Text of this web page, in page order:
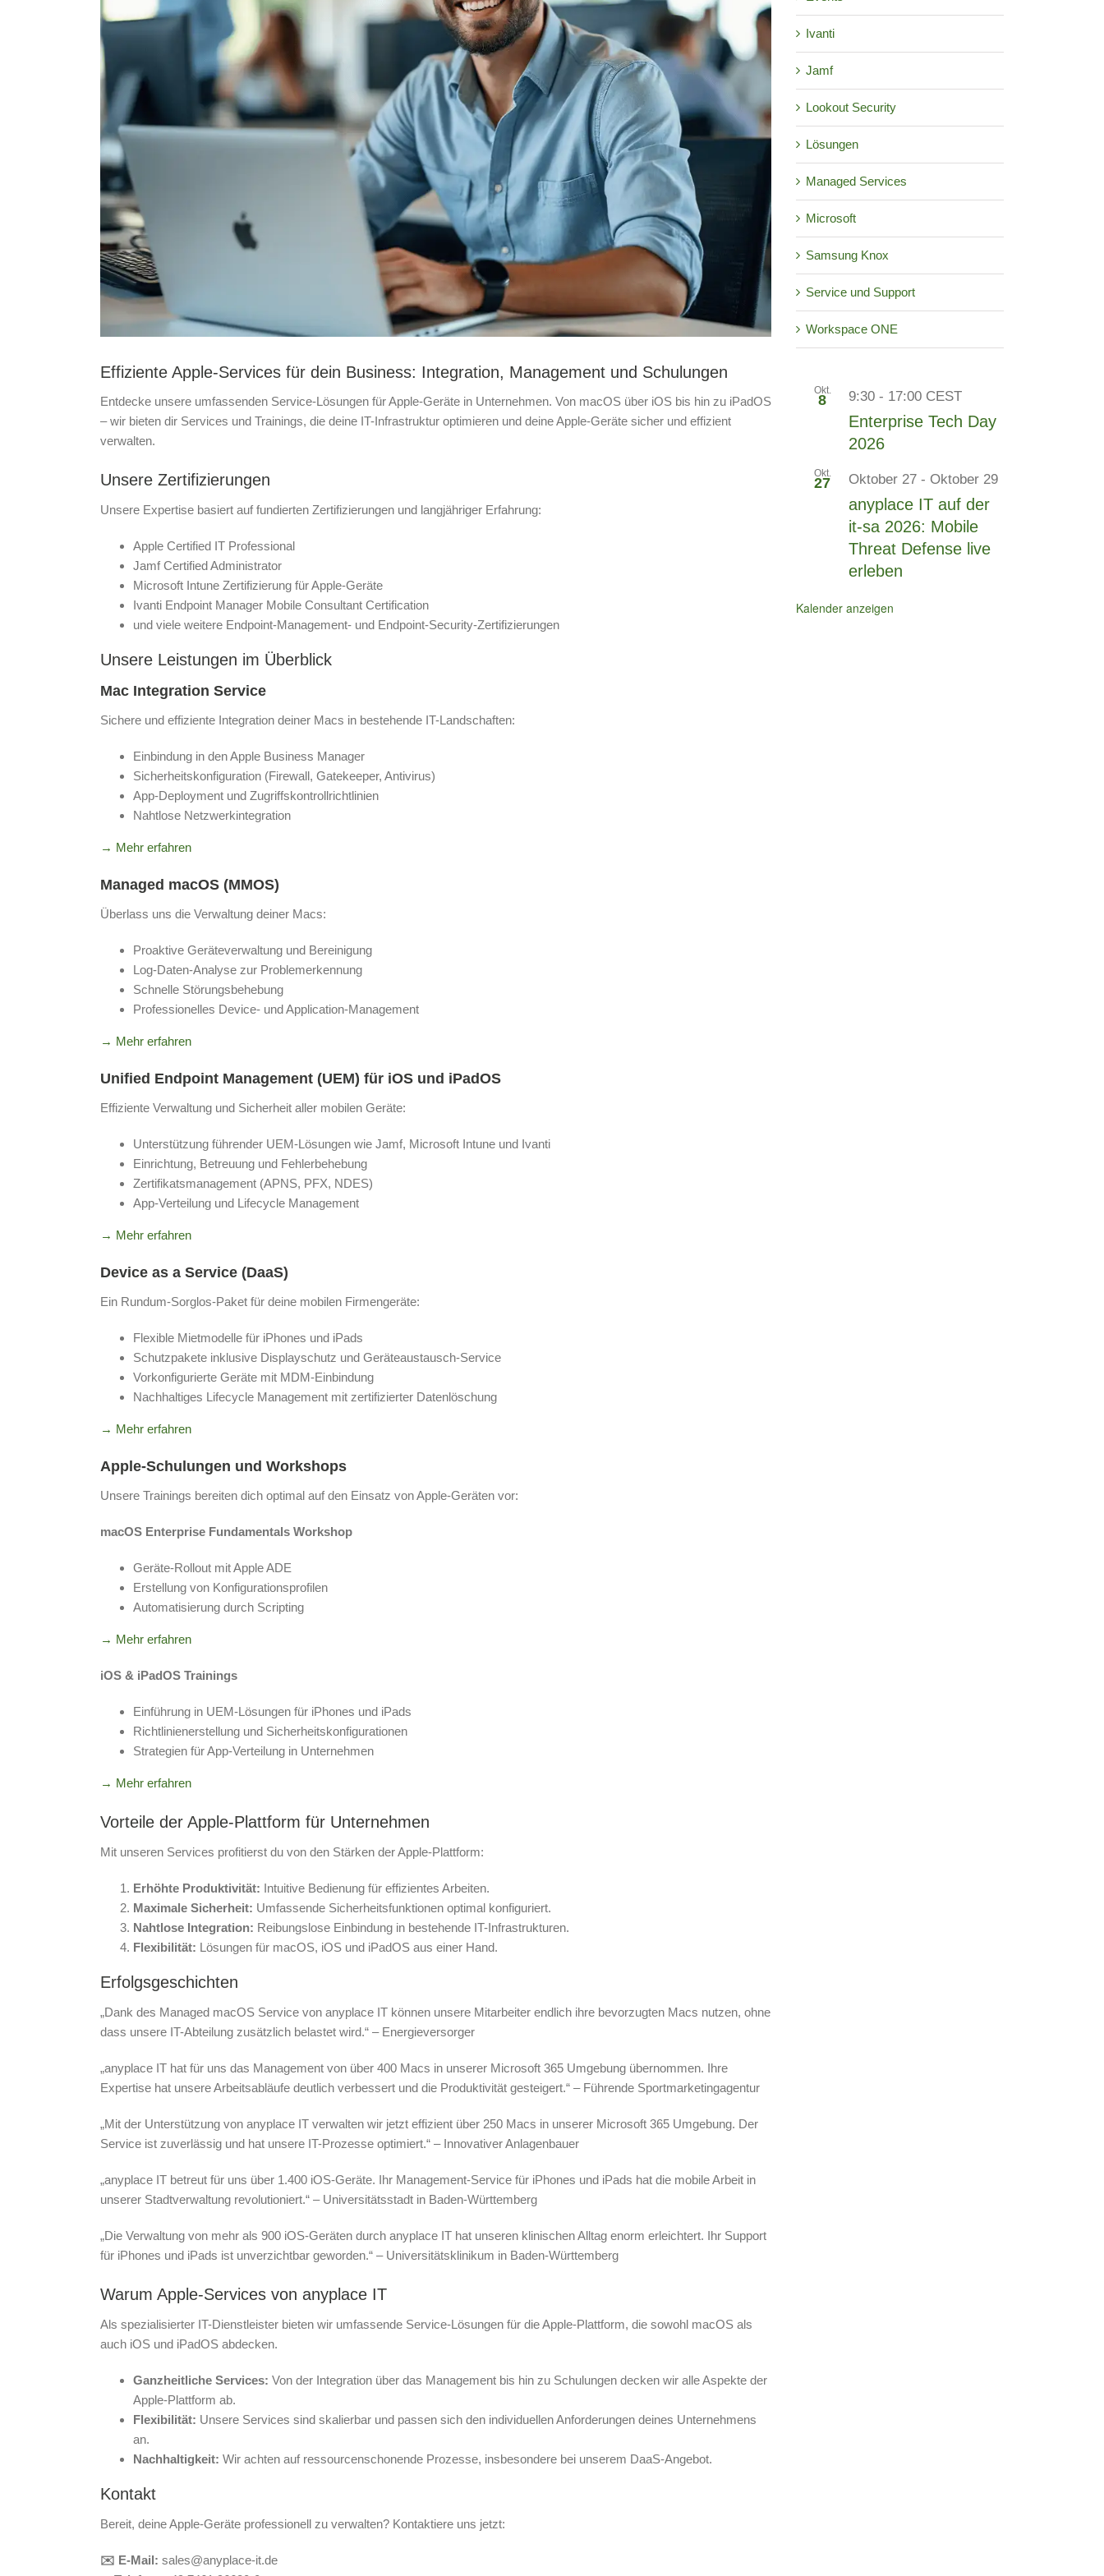
Effiziente Apple-Services für dein Business: Integration, Management und Schulungen
Entdecke unsere umfassenden Service-Lösungen für Apple-Geräte in Unternehmen. Von macOS über iOS bis hin zu iPadOS
– wir bieten dir Services und Trainings, die deine IT-Infrastruktur optimieren und deine Apple-Geräte sicher und effizient
verwalten.
Unsere Zertifizierungen
Unsere Expertise basiert auf fundierten Zertifizierungen und langjähriger Erfahrung:
Apple Certified IT Professional
Jamf Certified Administrator
Microsoft Intune Zertifizierung für Apple-Geräte
Ivanti Endpoint Manager Mobile Consultant Certification
und viele weitere Endpoint-Management- und Endpoint-Security-Zertifizierungen
Unsere Leistungen im Überblick
Mac Integration Service
Sichere und effiziente Integration deiner Macs in bestehende IT-Landschaften:
Einbindung in den Apple Business Manager
Sicherheitskonfiguration (Firewall, Gatekeeper, Antivirus)
App-Deployment und Zugriffskontrollrichtlinien
Nahtlose Netzwerkintegration
→ Mehr erfahren
Managed macOS (MMOS)
Überlass uns die Verwaltung deiner Macs:
Proaktive Geräteverwaltung und Bereinigung
Log-Daten-Analyse zur Problemerkennung
Schnelle Störungsbehebung
Professionelles Device- und Application-Management
→ Mehr erfahren
Unified Endpoint Management (UEM) für iOS und iPadOS
Effiziente Verwaltung und Sicherheit aller mobilen Geräte:
Unterstützung führender UEM-Lösungen wie Jamf, Microsoft Intune und Ivanti
Einrichtung, Betreuung und Fehlerbehebung
Zertifikatsmanagement (APNS, PFX, NDES)
App-Verteilung und Lifecycle Management
→ Mehr erfahren
Device as a Service (DaaS)
Ein Rundum-Sorglos-Paket für deine mobilen Firmengeräte:
Flexible Mietmodelle für iPhones und iPads
Schutzpakete inklusive Displayschutz und Geräteaustausch-Service
Vorkonfigurierte Geräte mit MDM-Einbindung
Nachhaltiges Lifecycle Management mit zertifizierter Datenlöschung
→ Mehr erfahren
Apple-Schulungen und Workshops
Unsere Trainings bereiten dich optimal auf den Einsatz von Apple-Geräten vor:
macOS Enterprise Fundamentals Workshop
Geräte-Rollout mit Apple ADE
Erstellung von Konfigurationsprofilen
Automatisierung durch Scripting
→ Mehr erfahren
iOS & iPadOS Trainings
Einführung in UEM-Lösungen für iPhones und iPads
Richtlinienerstellung und Sicherheitskonfigurationen
Strategien für App-Verteilung in Unternehmen
→ Mehr erfahren
Vorteile der Apple-Plattform für Unternehmen
Mit unseren Services profitierst du von den Stärken der Apple-Plattform:
Erhöhte Produktivität: Intuitive Bedienung für effizientes Arbeiten.
Maximale Sicherheit: Umfassende Sicherheitsfunktionen optimal konfiguriert.
Nahtlose Integration: Reibungslose Einbindung in bestehende IT-Infrastrukturen.
Flexibilität: Lösungen für macOS, iOS und iPadOS aus einer Hand.
Erfolgsgeschichten
„Dank des Managed macOS Service von anyplace IT können unsere Mitarbeiter endlich ihre bevorzugten Macs nutzen, ohne
dass unsere IT-Abteilung zusätzlich belastet wird.“ – Energieversorger
„anyplace IT hat für uns das Management von über 400 Macs in unserer Microsoft 365 Umgebung übernommen. Ihre
Expertise hat unsere Arbeitsabläufe deutlich verbessert und die Produktivität gesteigert.“ – Führende Sportmarketingagentur
„Mit der Unterstützung von anyplace IT verwalten wir jetzt effizient über 250 Macs in unserer Microsoft 365 Umgebung. Der
Service ist zuverlässig und hat unsere IT-Prozesse optimiert.“ – Innovativer Anlagenbauer
„anyplace IT betreut für uns über 1.400 iOS-Geräte. Ihr Management-Service für iPhones und iPads hat die mobile Arbeit in
unserer Stadtverwaltung revolutioniert.“ – Universitätsstadt in Baden-Württemberg
„Die Verwaltung von mehr als 900 iOS-Geräten durch anyplace IT hat unseren klinischen Alltag enorm erleichtert. Ihr Support
für iPhones und iPads ist unverzichtbar geworden.“ – Universitätsklinikum in Baden-Württemberg
Warum Apple-Services von anyplace IT
Als spezialisierter IT-Dienstleister bieten wir umfassende Service-Lösungen für die Apple-Plattform, die sowohl macOS als
auch iOS und iPadOS abdecken.
Ganzheitliche Services: Von der Integration über das Management bis hin zu Schulungen decken wir alle Aspekte der
Apple-Plattform ab.
Flexibilität: Unsere Services sind skalierbar und passen sich den individuellen Anforderungen deines Unternehmens
an.
Nachhaltigkeit: Wir achten auf ressourcenschonende Prozesse, insbesondere bei unserem DaaS-Angebot.
Kontakt
Bereit, deine Apple-Geräte professionell zu verwalten? Kontaktiere uns jetzt:
✉️ E-Mail: sales@anyplace-it.de
Ivanti
Jamf
Lookout Security
Lösungen
Managed Services
Microsoft
Samsung Knox
Service und Support
Workspace ONE
Okt.
8 9:30 - 17:00 CEST
Enterprise Tech Day
2026
Okt.
27 Oktober 27 - Oktober 29
anyplace IT auf der
it-sa 2026: Mobile
Threat Defense live
erleben
Kalender anzeigen